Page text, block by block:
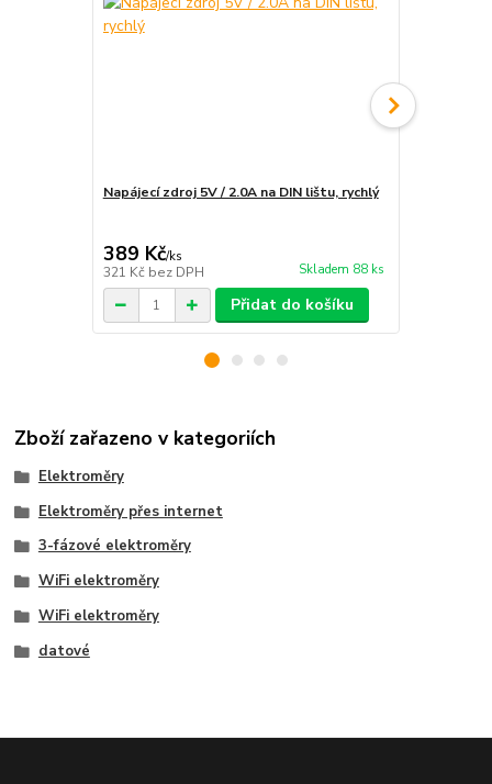
Napájecí zdroj 5V / 2.0A na DIN lištu, rychlý
389 Kč/ks
321 Kč bez DPH Skladem 88 ks
Přidat do košíku
Zboží zařazeno v kategoriích
Elektroměry
Elektroměry přes internet
3-fázové elektroměry
WiFi elektroměry
WiFi elektroměry
datové